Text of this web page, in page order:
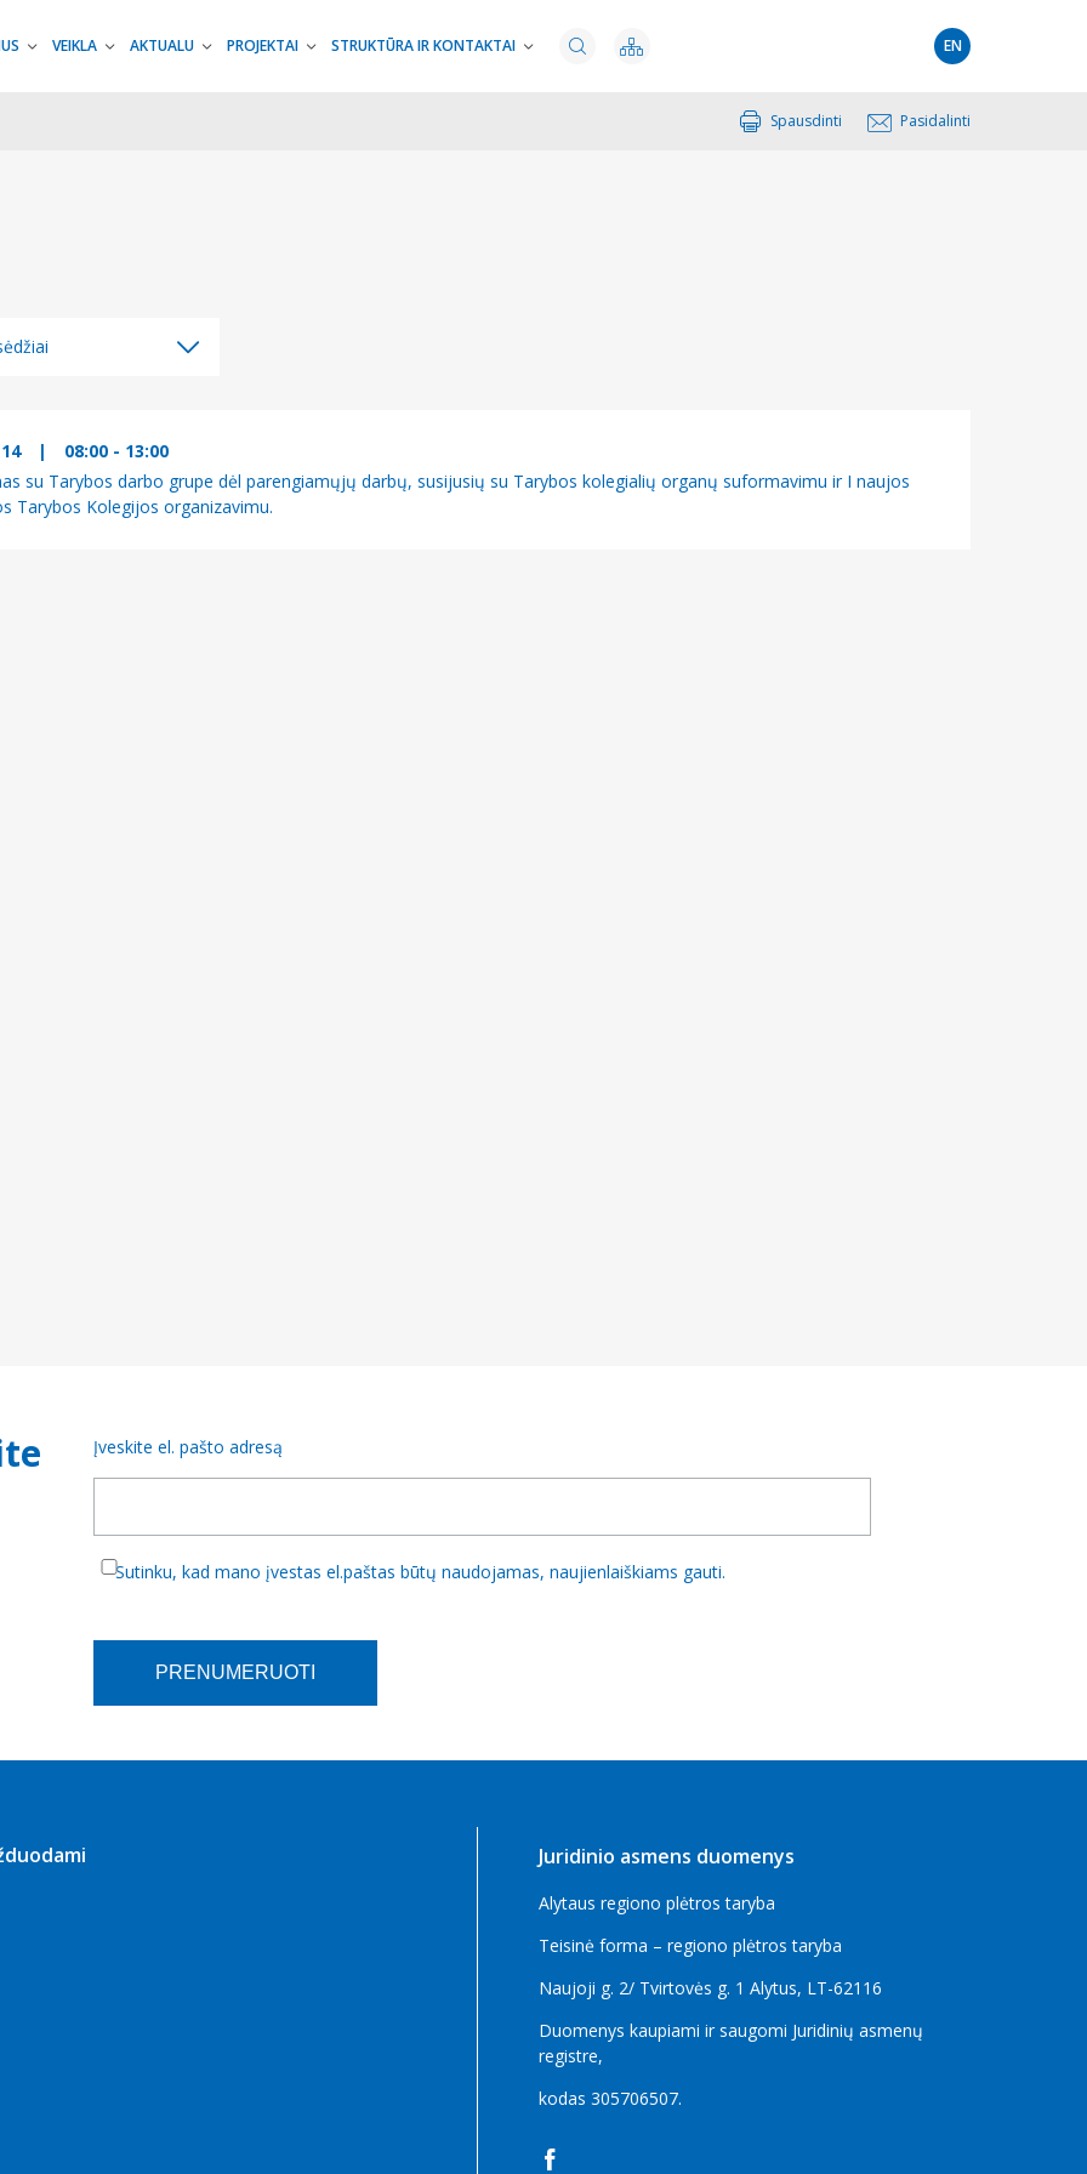
VEIKLA AKTUALU PROJEKTAI STRUKTŪRA IR KONTAKTAI EN
Spausdinti Pasidalinti
|
08:00 - 13:00
su Tarybos darbo grupe dėl parengiamųjų darbų, susijusių su Tarybos kolegialių organų suformavimu ir I naujos
Tarybos Kolegijos organizavimu.
Įveskite el. pašto adresą
Sutinku, kad mano įvestas el.paštas būtų naudojamas, naujienlaiškiams gauti.
Juridinio asmens duomenys
Alytaus regiono plėtros taryba
Teisinė forma – regiono plėtros taryba
Naujoji g. 2/ Tvirtovės g. 1 Alytus, LT-62116
Duomenys kaupiami ir saugomi Juridinių asmenų
registre,
kodas 305706507.